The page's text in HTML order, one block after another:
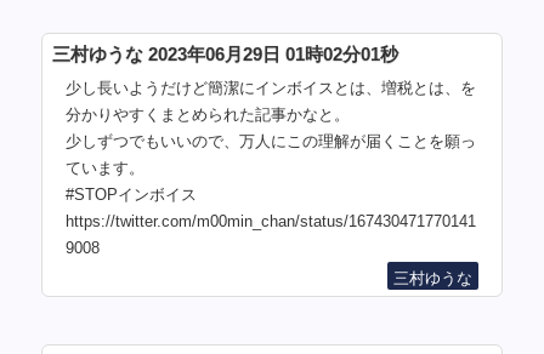
三村ゆうな 2023年06月29日 01時02分01秒
少し長いようだけど簡潔にインボイスとは、増税とは、を
分かりやすくまとめられた記事かなと。
少しずつでもいいので、万人にこの理解が届くことを願っ
ています。
#STOPインボイス
https://twitter.com/m00min_chan/status/167430471770141
9008
三村ゆうな